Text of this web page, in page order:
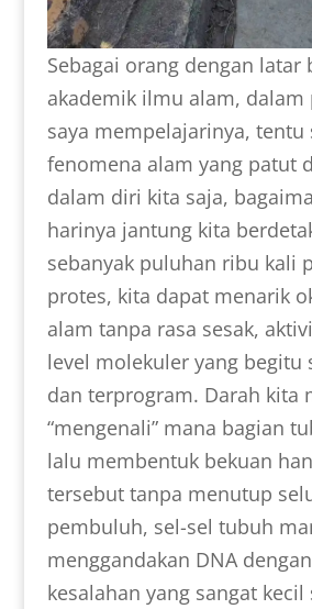
Sebagai orang dengan latar
akademik ilmu alam, dalam
saya mempelajarinya, tentu
fenomena alam yang patut
dalam diri kita saja,
harinya jantung kita
sebanyak puluhan ribu kali
protes, kita dapat menarik
alam tanpa rasa sesak,
level molekuler yang begitu
dan terprogram. Darah kita
“mengenali” mana bagian
lalu membentuk bekuan
tersebut tanpa menutup
pembuluh, sel-sel tubuh
menggandakan DNA
kesalahan yang sangat kecil